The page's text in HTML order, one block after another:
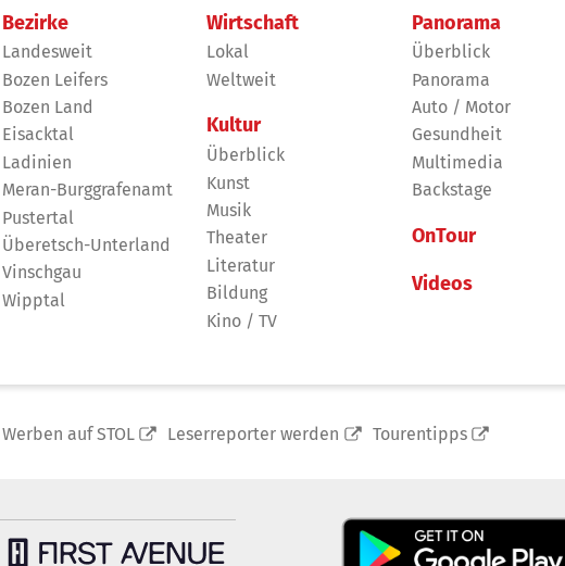
Bezirke
Landesweit
Bozen Leifers
Bozen Land
Eisacktal
Ladinien
Meran-Burggrafenamt
Pustertal
Überetsch-Unterland
Vinschgau
Wipptal
Wirtschaft
Lokal
Weltweit
Kultur
Überblick
Kunst
Musik
Theater
Literatur
Bildung
Kino / TV
Panorama
Überblick
Panorama
Auto / Motor
Gesundheit
Multimedia
Backstage
OnTour
Videos
Werben auf STOL Leserreporter werden Tourentipps